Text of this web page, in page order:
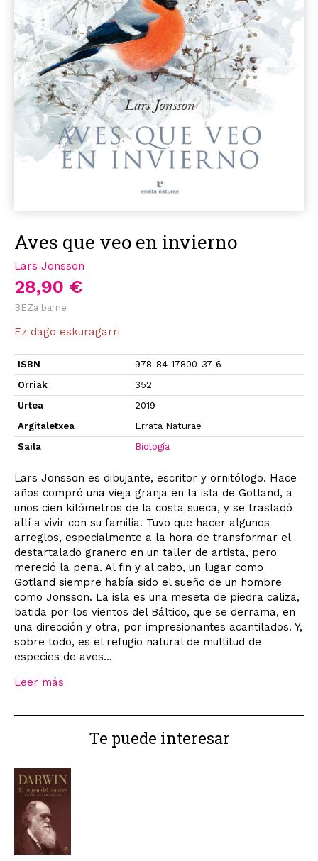
Aves que veo en invierno
Lars Jonsson
28,90 €
BEZa barne
Ez dago eskuragarri
ISBN
978-84-17800-37-6
Orriak
352
Urtea
2019
Argitaletxea
Errata Naturae
Saila
Biología
Lars Jonsson es dibujante, escritor y ornitólogo. Hace
años compró una vieja granja en la isla de Gotland, a
unos cien kilómetros de la costa sueca, y se trasladó
allí a vivir con su familia. Tuvo que hacer algunos
arreglos, especialmente a la hora de transformar el
destartalado granero en un taller de artista, pero
mereció la pena. Al fin y al cabo, un lugar como
Gotland siempre había sido el sueño de un hombre
como Jonsson. La isla es una meseta de piedra caliza,
batida por los vientos del Báltico, que se derrama, en
una dirección y otra, por impresionantes acantilados. Y,
sobre todo, es el refugio natural de multitud de
especies de aves...
Leer más
Te puede interesar